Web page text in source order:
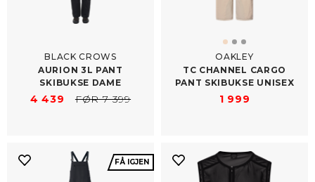
BLACK CROWS
AURION 3L PANT
SKIBUKSE DAME
4 439 FØR 7 399
OAKLEY
TC CHANNEL CARGO
PANT SKIBUKSE UNISEX
1 999
FÅ IGJEN